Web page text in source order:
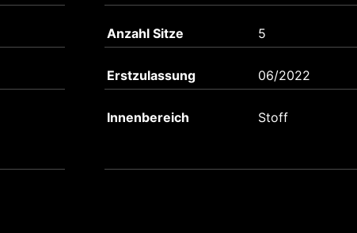
Anzahl Sitze 5
Erstzulassung 06/2022
Innenbereich Stoff